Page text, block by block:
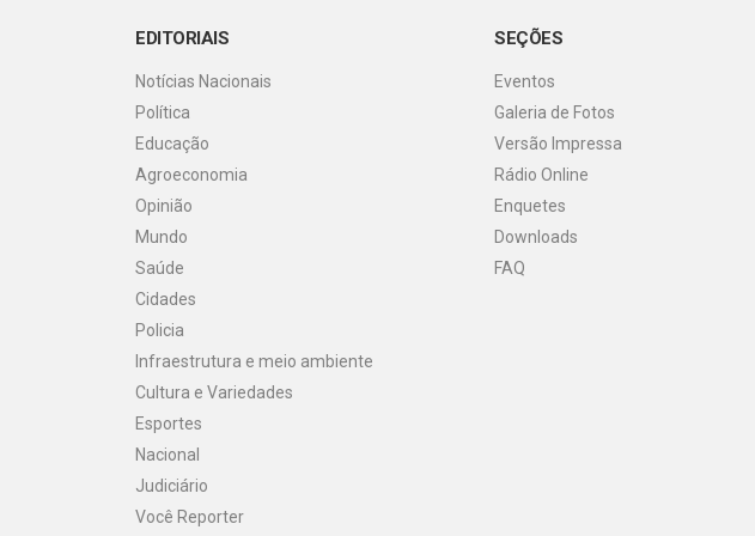
EDITORIAIS
Notícias Nacionais
Política
Educação
Agroeconomia
Opinião
Mundo
Saúde
Cidades
Policia
Infraestrutura e meio ambiente
Cultura e Variedades
Esportes
Nacional
Judiciário
Você Reporter
SEÇÕES
Eventos
Galeria de Fotos
Versão Impressa
Rádio Online
Enquetes
Downloads
FAQ